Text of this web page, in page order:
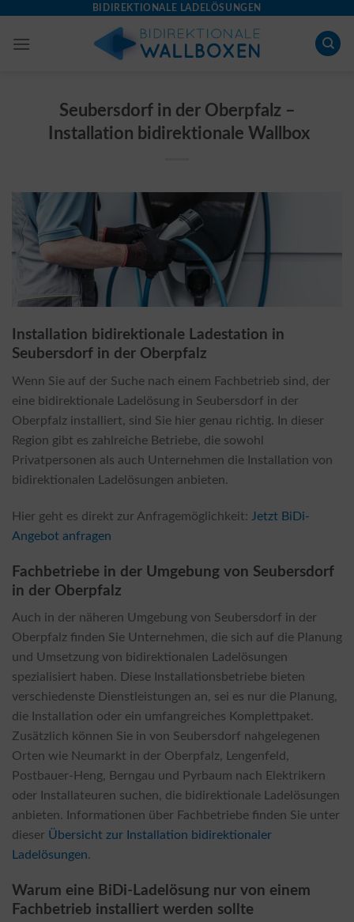
content
BIDIREKTIONALE LADELÖSUNGEN
Seubersdorf in der Oberpfalz –
Installation bidirektionale Wallbox
Installation bidirektionale Ladestation in
Seubersdorf in der Oberpfalz
Wenn Sie auf der Suche nach einem Fachbetrieb sind, der
eine bidirektionale Ladelösung in Seubersdorf in der
Oberpfalz installiert, sind Sie hier genau richtig. In dieser
Region gibt es zahlreiche Betriebe, die sowohl
Privatpersonen als auch Unternehmen die Installation von
bidirektionalen Ladelösungen anbieten.
Hier geht es direkt zur Anfragemöglichkeit: Jetzt BiDi-
Angebot anfragen
Fachbetriebe in der Umgebung von Seubersdorf
in der Oberpfalz
Auch in der näheren Umgebung von Seubersdorf in der
Oberpfalz finden Sie Unternehmen, die sich auf die Planung
und Umsetzung von bidirektionalen Ladelösungen
spezialisiert haben. Diese Installationsbetriebe bieten
verschiedenste Dienstleistungen an, sei es nur die Planung,
die Installation oder ein umfangreiches Komplettpaket.
Zusätzlich können Sie in von Seubersdorf nahgelegenen
Orten wie Neumarkt in der Oberpfalz, Lengenfeld,
Postbauer-Heng, Berngau und Pyrbaum nach Elektrikern
oder Installateuren suchen, die bidirektionale Ladelösungen
anbieten. Informationen über Fachbetriebe finden Sie unter
dieser Übersicht zur Installation bidirektionaler
Ladelösungen.
Warum eine BiDi-Ladelösung nur von einem
Fachbetrieb installiert werden sollte